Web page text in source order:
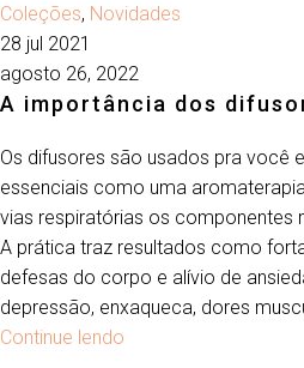
Coleções, Novidades
28 jul 2021
agosto 26, 2022
A importância dos
Os difusores são usados pra você
essenciais como uma
vias respiratórias os componentes
A prática traz resultados como
defesas do corpo e alívio de
depressão, enxaqueca, dores
Continue lendo